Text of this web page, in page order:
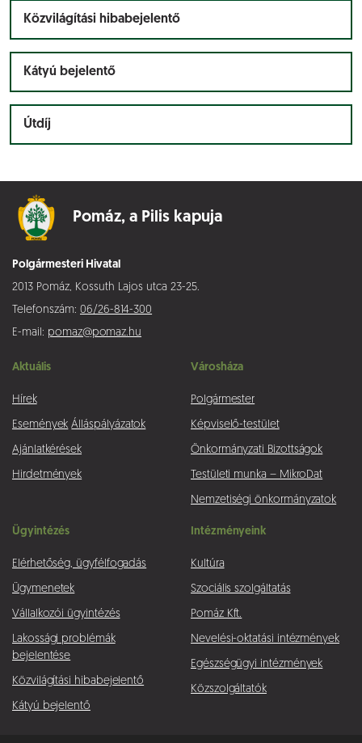
Közvilágítási hibabejelentő
Kátyú bejelentő
Útdíj
Pomáz, a Pilis kapuja
Polgármesteri Hivatal
2013 Pomáz, Kossuth Lajos utca 23-25.
Telefonszám: 06/26-814-300
E-mail: pomaz@pomaz.hu
Aktuális
Hírek
Események Álláspályázatok
Ajánlatkérések
Hirdetmények
Városháza
Polgármester
Képviselő-testület
Önkormányzati Bizottságok
Testületi munka – MikroDat
Nemzetiségi önkormányzatok
Ügyintézés
Elérhetőség, ügyfélfogadás
Ügymenetek
Vállalkozói ügyintézés
Lakossági problémák
bejelentése
Közvilágítási hibabejelentő
Kátyú bejelentő
Intézményeink
Kultúra
Szociális szolgáltatás
Pomáz Kft.
Nevelési-oktatási intézmények
Egészségügyi intézmények
Közszolgáltatók